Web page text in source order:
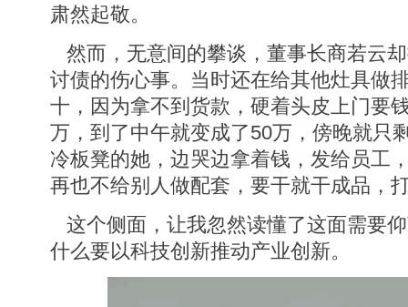
肃然起敬。
然而，无意间的攀谈，董事长商若云
讨债的伤心事。当时还在给其他灶具做
十，因为拿不到货款，硬着头皮上门要
万，到了中午就变成了50万，傍晚就只
冷板凳的她，边哭边拿着钱，发给员工
再也不给别人做配套，要干就干成品，
这个侧面，让我忽然读懂了这面需要
什么要以科技创新推动产业创新。